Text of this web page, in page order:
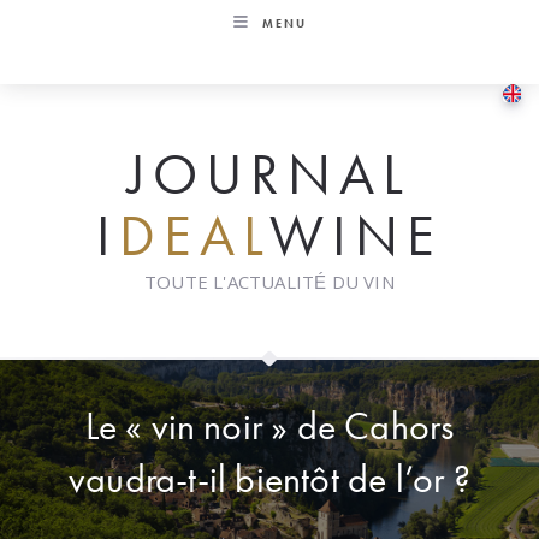
MENU
JOURNAL
I DEALWINE
TOUTE L'ACTUALITÉ DU VIN
Le « vin noir » de Cahors
vaudra-t-il bientôt de l’or ?